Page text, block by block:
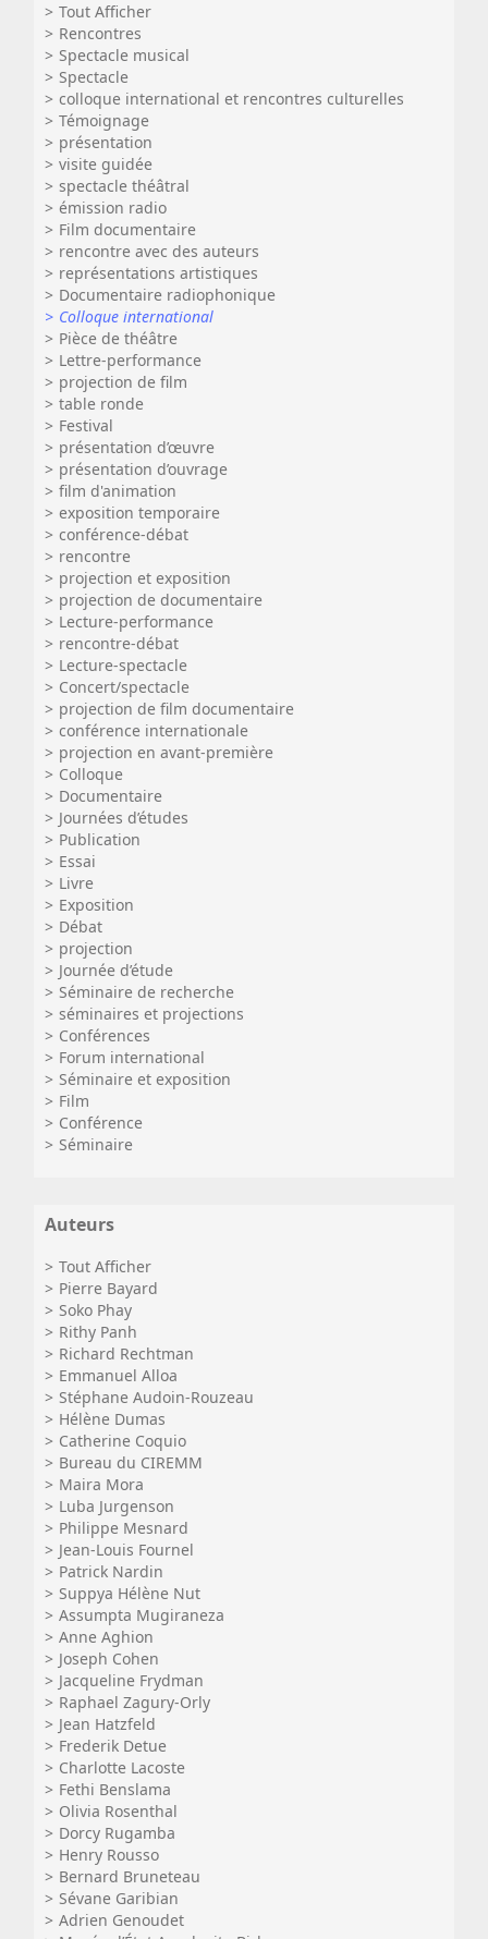
Tout Afficher
Rencontres
Spectacle musical
Spectacle
colloque international et rencontres culturelles
Témoignage
présentation
visite guidée
spectacle théâtral
émission radio
Film documentaire
rencontre avec des auteurs
représentations artistiques
Documentaire radiophonique
Colloque international
Pièce de théâtre
Lettre-performance
projection de film
table ronde
Festival
présentation d’œuvre
présentation d’ouvrage
film d'animation
exposition temporaire
conférence-débat
rencontre
projection et exposition
projection de documentaire
Lecture-performance
rencontre-débat
Lecture-spectacle
Concert/spectacle
projection de film documentaire
conférence internationale
projection en avant-première
Colloque
Documentaire
Journées d’études
Publication
Essai
Livre
Exposition
Débat
projection
Journée d’étude
Séminaire de recherche
séminaires et projections
Conférences
Forum international
Séminaire et exposition
Film
Conférence
Séminaire
Auteurs
Tout Afficher
Pierre Bayard
Soko Phay
Rithy Panh
Richard Rechtman
Emmanuel Alloa
Stéphane Audoin-Rouzeau
Hélène Dumas
Catherine Coquio
Bureau du CIREMM
Maira Mora
Luba Jurgenson
Philippe Mesnard
Jean-Louis Fournel
Patrick Nardin
Suppya Hélène Nut
Assumpta Mugiraneza
Anne Aghion
Joseph Cohen
Jacqueline Frydman
Raphael Zagury-Orly
Jean Hatzfeld
Frederik Detue
Charlotte Lacoste
Fethi Benslama
Olivia Rosenthal
Dorcy Rugamba
Henry Rousso
Bernard Bruneteau
Sévane Garibian
Adrien Genoudet